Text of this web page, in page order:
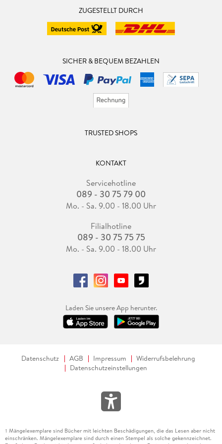
ZUGESTELLT DURCH
SICHER & BEQUEM BEZAHLEN
TRUSTED SHOPS
KONTAKT
Servicehotline
089 - 30 75 79 00
Mo. - Sa. 9.00 - 18.00 Uhr
Filialhotline
089 - 30 75 75 75
Mo. - Sa. 9.00 - 18.00 Uhr
Laden Sie unsere App herunter.
Datenschutz AGB Impressum
Widerrufsbelehrung
Datenschutzeinstellungen
1 Mängelexemplare sind Bücher mit leichten Beschädigungen, die das Lesen aber nicht
einschränken. Mängelexemplare sind durch einen Stempel als solche gekennzeichnet.